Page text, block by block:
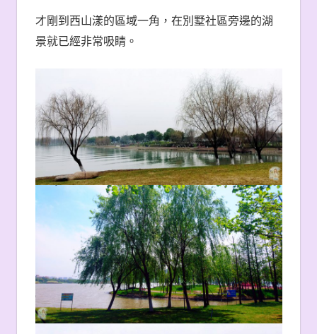
才剛到西山漾的區域一角，在別墅社區旁邊的湖
景就已經非常吸睛。